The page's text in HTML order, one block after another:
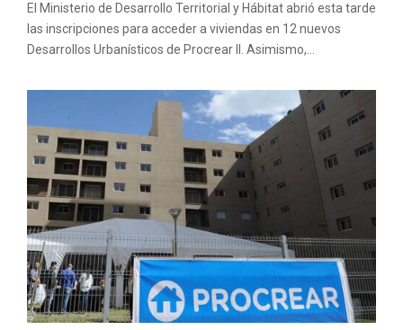
El Ministerio de Desarrollo Territorial y Hábitat abrió esta tarde
las inscripciones para acceder a viviendas en 12 nuevos
Desarrollos Urbanísticos de Procrear II. Asimismo,...